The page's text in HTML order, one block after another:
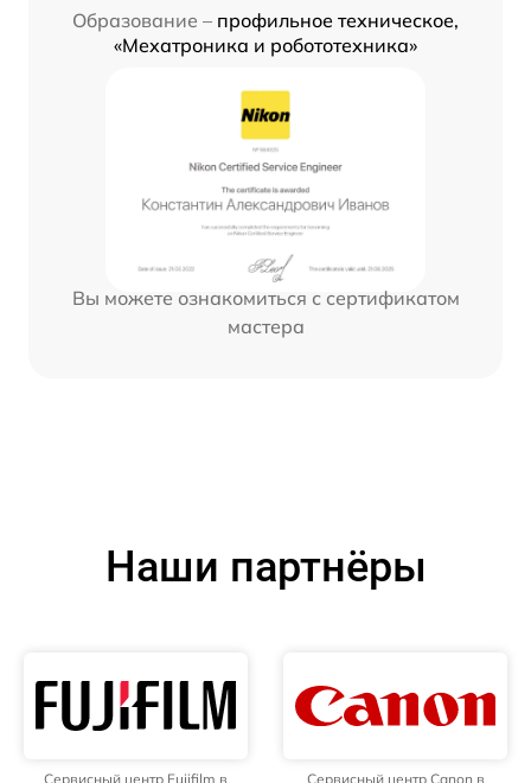
Образование – профильное техническое,
«Мехатроника и робототехника»
Вы можете ознакомиться с сертификатом
мастера
Наши партнёры
Сервисный центр Fujifilm в
Сервисный центр Canon в